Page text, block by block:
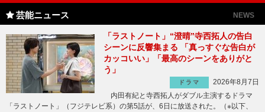
芸能ニュース NEWS
「ラストノート」“澄晴”寺西拓人の告白
シーンに反響集まる 「真っすぐな告白が
カッコいい」「最高のシーンをありがと
う」
ドラマ
2026年8月7日
内田有紀と寺西拓人がダブル主演するドラマ
「ラストノート」（フジテレビ系）の第5話が、6日に放送された。（※以下、